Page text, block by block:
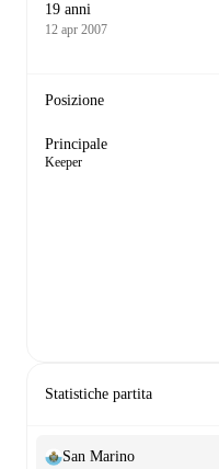
19 anni
12 apr 2007
Posizione
Principale
Keeper
Statistiche partita
San Marino